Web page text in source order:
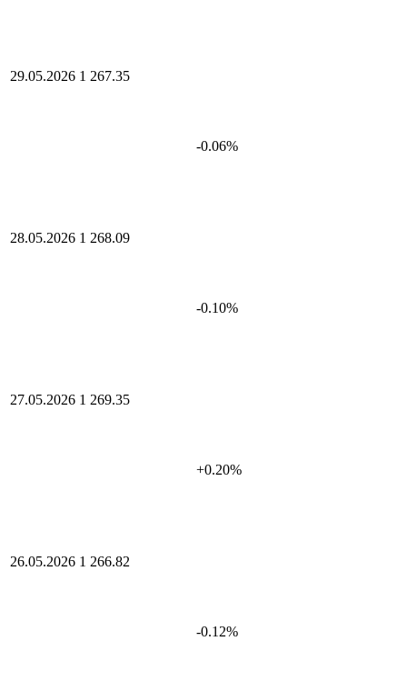
29.05.2026 1 267.35
-0.06%
28.05.2026 1 268.09
-0.10%
27.05.2026 1 269.35
+0.20%
26.05.2026 1 266.82
-0.12%